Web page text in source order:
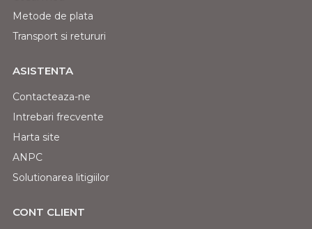
Metode de plata
Transport si retururi
ASISTENTA
Contacteaza-ne
Intrebari frecvente
Harta site
ANPC
Solutionarea litigiilor
CONT CLIENT